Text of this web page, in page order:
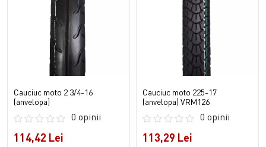
Cauciuc moto 2 3/4-16
(anvelopa)
0 opinii
114,42 Lei
Cauciuc moto 225-17
(anvelopa) VRM126
0 opinii
113,29 Lei